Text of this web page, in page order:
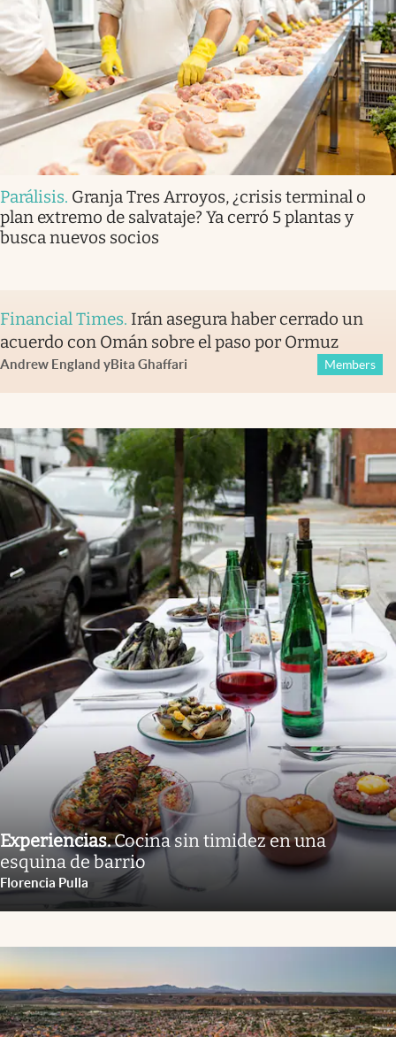
Parálisis. Granja Tres Arroyos, ¿crisis terminal o
plan extremo de salvataje? Ya cerró 5 plantas y
busca nuevos socios
Financial Times. Irán asegura haber cerrado un
acuerdo con Omán sobre el paso por Ormuz
Andrew England yBita Ghaffari Members
Experiencias.Cocina sin timidez en una
esquina de barrio
Florencia Pulla